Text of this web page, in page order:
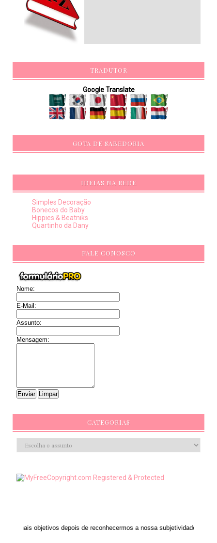
TRADUTOR
Google Translate
GOTA DE SABEDORIA
IDEIAS NA REDE
Simples Decoração
Bonecos do Baby
Hippies & Beatniks
Quartinho da Dany
FALE CONOSCO
Nome:
E-Mail:
Assunto:
Mensagem:
CATEGORIAS
depois de reconhecermos a nossa subjetividade." ANAIS NIN